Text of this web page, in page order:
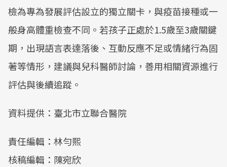
檢為專為發展評估設立的獨立關卡，與疫苗接種或一
般身高體重檢查不同。若孩子正處於1.5歲至3歲關鍵
期，出現語言表達落後、互動反應不足或情緒行為固
著等情形，建議與兒科醫師討論，善用相關資源進行
評估與後續追蹤。
資料提供：臺北市立聯合醫院
責任編輯：林勻熙
核稿編輯：陳宛欣